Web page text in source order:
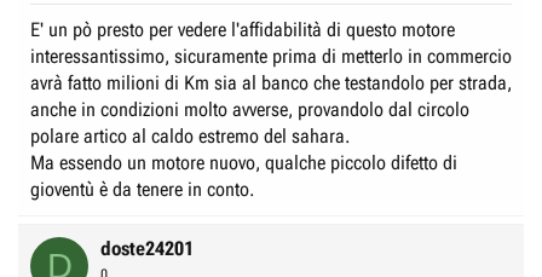
E' un pò presto per vedere l'affidabilità di questo motore
interessantissimo, sicuramente prima di metterlo in commercio
avrà fatto milioni di Km sia al banco che testandolo per strada,
anche in condizioni molto avverse, provandolo dal circolo
polare artico al caldo estremo del sahara.
Ma essendo un motore nuovo, qualche piccolo difetto di
gioventù è da tenere in conto.
D doste24201